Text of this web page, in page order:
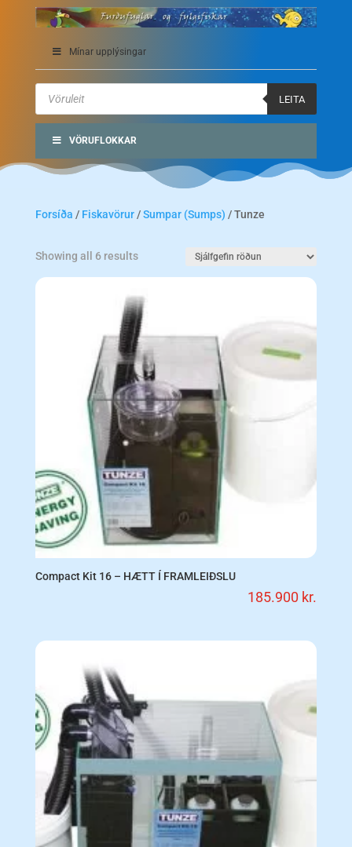
Mínar upplýsingar
Products
search
LEITA
VÖRUFLOKKAR
Forsíða / Fiskavörur/Sumpar (Sumps) / Tunze
Showing all 6 results
Compact Kit 16 – HÆTT Í FRAMLEIÐSLU
185.900 kr.